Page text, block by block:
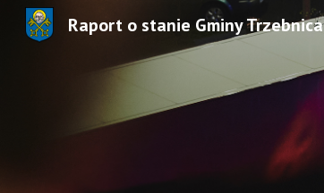
Raport o stanie Gminy Trzebnica